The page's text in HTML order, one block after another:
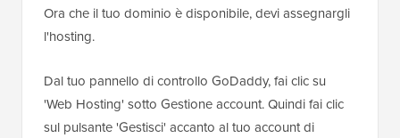
Ora che il tuo dominio è disponibile, devi assegnargli
l'hosting.
Dal tuo pannello di controllo GoDaddy, fai clic su
'Web Hosting' sotto Gestione account. Quindi fai clic
sul pulsante 'Gestisci' accanto al tuo account di